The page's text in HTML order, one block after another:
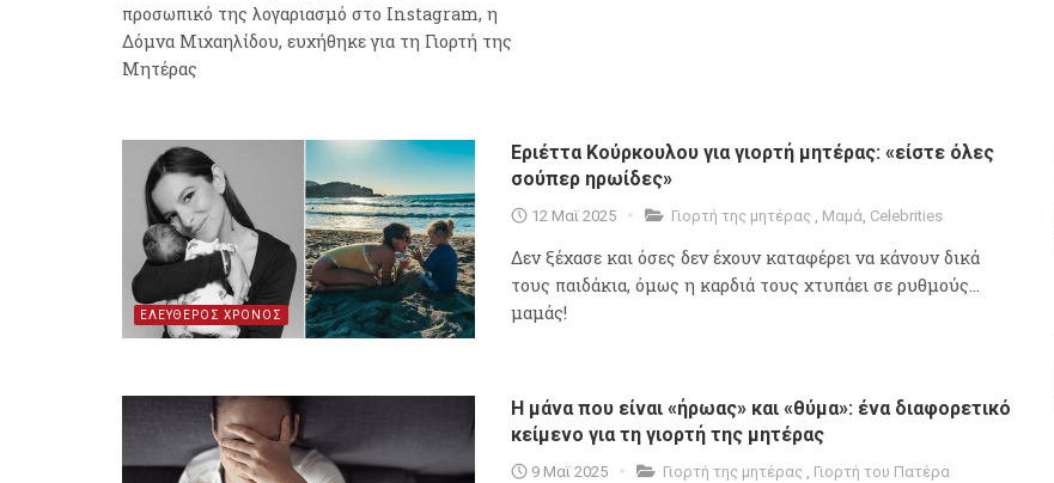
προσωπικό της λογαριασμό στο Instagram, η
Δόμνα Μιχαηλίδου, ευχήθηκε για τη Γιορτή της
Μητέρας
ΕΛΕΥΘΕΡΟΣ ΧΡΟΝΟΣ
Εριέττα Κούρκουλου για γιορτή μητέρας: «είστε όλες
σούπερ ηρωίδες»
12 Μαϊ 2025 Γιορτή της μητέρας , Μαμά, Celebrities
Δεν ξέχασε και όσες δεν έχουν καταφέρει να κάνουν δικά
τους παιδάκια, όμως η καρδιά τους χτυπάει σε ρυθμούς…
μαμάς!
Η μάνα που είναι «ήρωας» και «θύμα»: ένα διαφορετικό
κείμενο για τη γιορτή της μητέρας
9 Μαϊ 2025 Γιορτή της μητέρας , Γιορτή του Πατέρα